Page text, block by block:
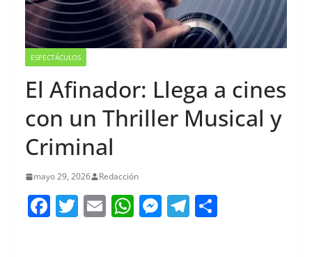
ESPECTÁCULOS
El Afinador: Llega a cines
con un Thriller Musical y
Criminal
mayo 29, 2026 Redacción
F T E W M T